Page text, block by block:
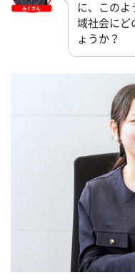
に、このよ
域社会にど
ょうか？